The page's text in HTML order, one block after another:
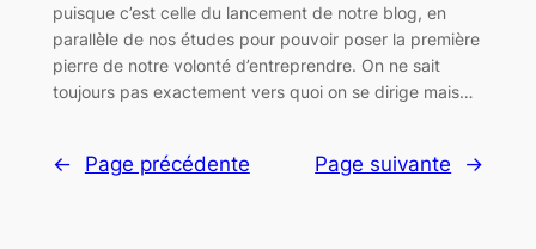
puisque c’est celle du lancement de notre blog, en
parallèle de nos études pour pouvoir poser la première
pierre de notre volonté d’entreprendre. On ne sait
toujours pas exactement vers quoi on se dirige mais…
← Page précédente Page suivante →